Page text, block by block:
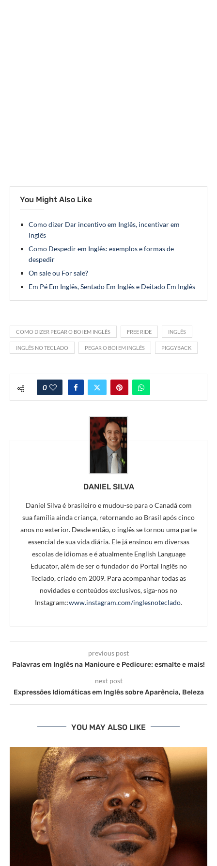
You Might Also Like
Como dizer Dar incentivo em Inglês, incentivar em
Inglês
Como Despedir em Inglês: exemplos e formas de
despedir
On sale ou For sale?
Em Pé Em Inglês, Sentado Em Inglês e Deitado Em Inglês
COMO DIZER PEGAR O BOI EM INGLÊS FREE RIDE INGLÊS
INGLÊS NO TECLADO PEGAR O BOI EM INGLÊS PIGGYBACK
0
DANIEL SILVA
Daniel Silva é brasileiro e mudou-se para o Canadá com
sua família ainda criança, retornando ao Brasil após cinco
anos no exterior. Desde então, o inglês se tornou uma parte
essencial de sua vida diária. Ele já ensinou em diversas
escolas de idiomas e é atualmente English Language
Educator, além de ser o fundador do Portal Inglês no
Teclado, criado em 2009. Para acompanhar todas as
novidades e conteúdos exclusivos, siga-nos no
Instagram::www.instagram.com/inglesnoteclado.
previous post
Palavras em Inglês na Manicure e Pedicure: esmalte e mais!
next post
Expressões Idiomáticas em Inglês sobre Aparência, Beleza
YOU MAY ALSO LIKE